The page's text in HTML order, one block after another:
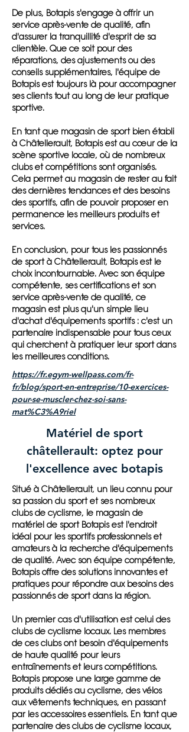
De plus, Botapis s'engage à offrir un
service après-vente de qualité, afin
d'assurer la tranquillité d'esprit de sa
clientèle. Que ce soit pour des
réparations, des ajustements ou des
conseils supplémentaires, l'équipe de
Botapis est toujours là pour accompagner
ses clients tout au long de leur pratique
sportive.
En tant que magasin de sport bien établi
à Châtellerault, Botapis est au cœur de la
scène sportive locale, où de nombreux
clubs et compétitions sont organisés.
Cela permet au magasin de rester au fait
des dernières tendances et des besoins
des sportifs, afin de pouvoir proposer en
permanence les meilleurs produits et
services.
En conclusion, pour tous les passionnés
de sport à Châtellerault, Botapis est le
choix incontournable. Avec son équipe
compétente, ses certifications et son
service après-vente de qualité, ce
magasin est plus qu'un simple lieu
d'achat d'équipements sportifs : c'est un
partenaire indispensable pour tous ceux
qui cherchent à pratiquer leur sport dans
les meilleures conditions.
https://fr.egym-wellpass.com/fr-
fr/blog/sport-en-entreprise/10-exercices-
pour-se-muscler-chez-soi-sans-
mat%C3%A9riel
Matériel de sport
châtellerault: optez pour
l'excellence avec botapis
Situé à Châtellerault, un lieu connu pour
sa passion du sport et ses nombreux
clubs de cyclisme, le magasin de
matériel de sport Botapis est l'endroit
idéal pour les sportifs professionnels et
amateurs à la recherche d'équipements
de qualité. Avec son équipe compétente,
Botapis offre des solutions innovantes et
pratiques pour répondre aux besoins des
passionnés de sport dans la région.
Un premier cas d'utilisation est celui des
clubs de cyclisme locaux. Les membres
de ces clubs ont besoin d'équipements
de haute qualité pour leurs
entraînements et leurs compétitions.
Botapis propose une large gamme de
produits dédiés au cyclisme, des vélos
aux vêtements techniques, en passant
par les accessoires essentiels. En tant que
partenaire des clubs de cyclisme locaux,